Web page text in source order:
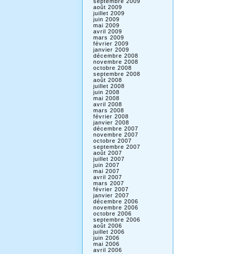
août 2009
juillet 2009
juin 2009
mai 2009
avril 2009
mars 2009
février 2009
janvier 2009
décembre 2008
novembre 2008
octobre 2008
septembre 2008
août 2008
juillet 2008
juin 2008
mai 2008
avril 2008
mars 2008
février 2008
janvier 2008
décembre 2007
novembre 2007
octobre 2007
septembre 2007
août 2007
juillet 2007
juin 2007
mai 2007
avril 2007
mars 2007
février 2007
janvier 2007
décembre 2006
novembre 2006
octobre 2006
septembre 2006
août 2006
juillet 2006
juin 2006
mai 2006
avril 2006